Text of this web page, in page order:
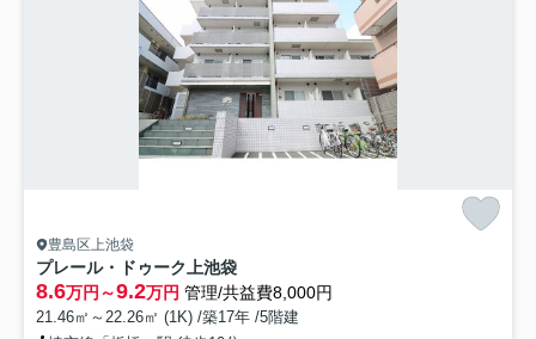
豊島区上池袋
プレール・ドゥーク上池袋
8.6万円～9.2万円 管理/共益費8,000円
21.46㎡～22.26㎡ (1K) /築17年 /5階建